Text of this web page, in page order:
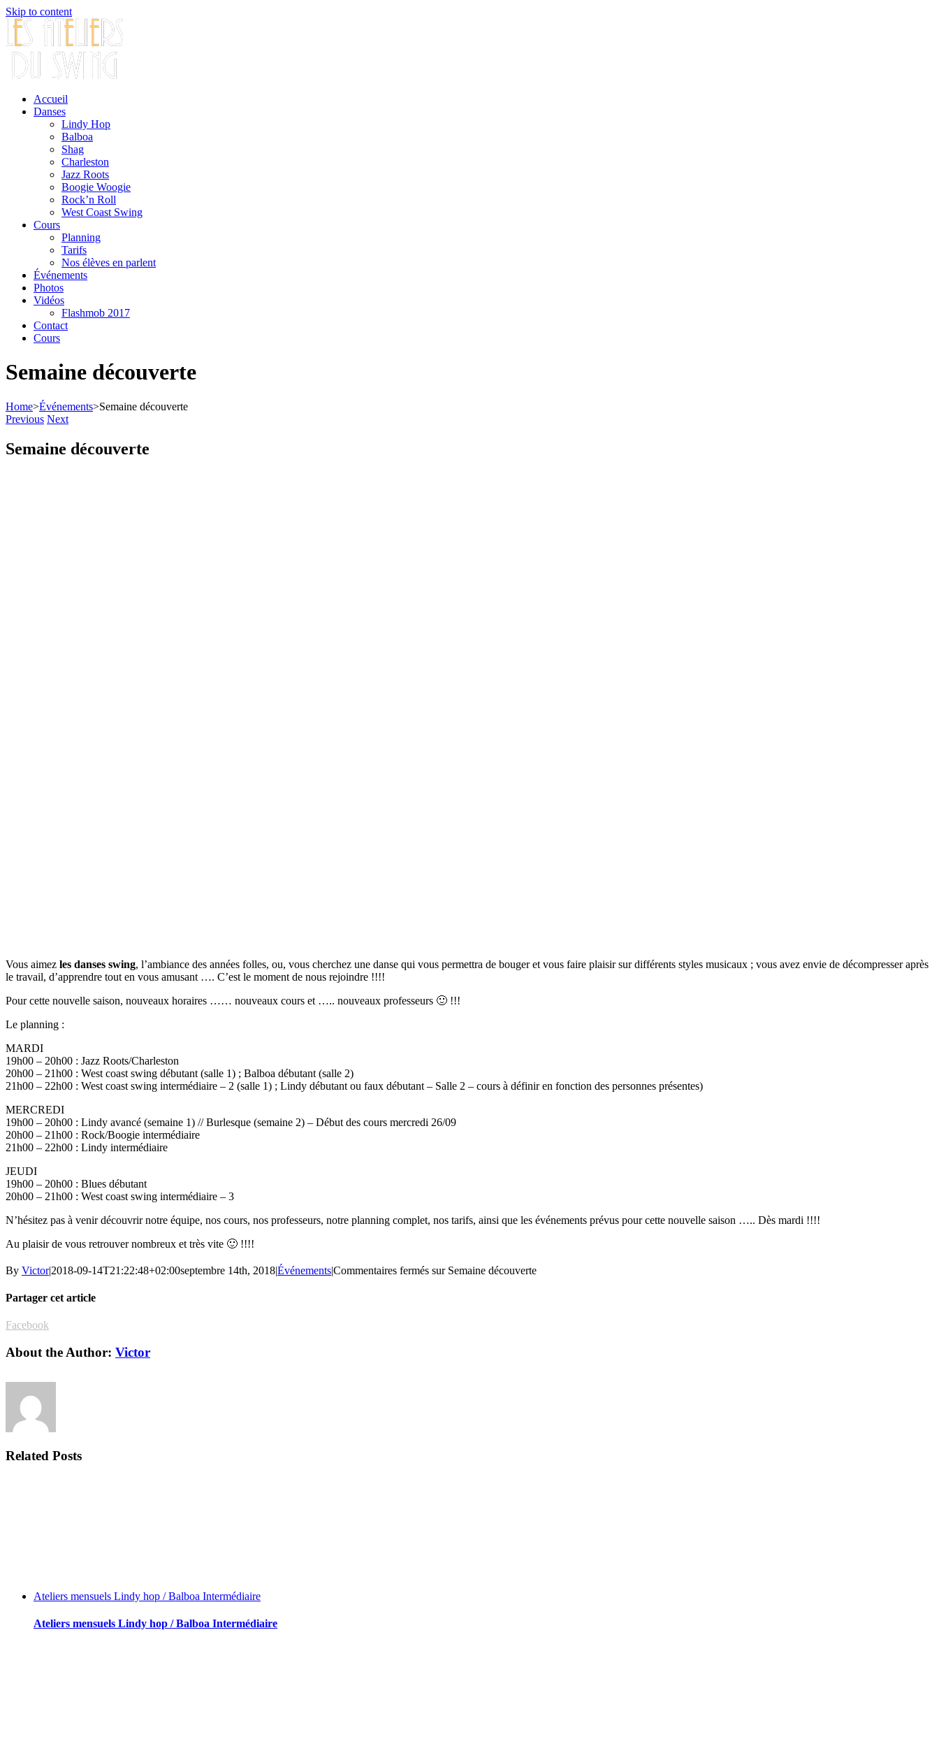
Skip to content
Accueil
Danses
Lindy Hop
Balboa
Shag
Charleston
Jazz Roots
Boogie Woogie
Rock’n Roll
West Coast Swing
Cours
Planning
Tarifs
Nos élèves en parlent
Événements
Photos
Vidéos
Flashmob 2017
Contact
Cours
Semaine découverte
Home>Événements>Semaine découverte
Previous Next
Semaine découverte
Vous aimez les danses swing, l’ambiance des années folles, ou, vous cherchez une danse qui vous permettra de bouger et vous faire plaisir sur différents styles musicaux ; vous avez envie de décompresser après
le travail, d’apprendre tout en vous amusant …. C’est le moment de nous rejoindre !!!!
Pour cette nouvelle saison, nouveaux horaires …… nouveaux cours et ….. nouveaux professeurs 🙂 !!!
Le planning :
MARDI
19h00 – 20h00 : Jazz Roots/Charleston
20h00 – 21h00 : West coast swing débutant (salle 1) ; Balboa débutant (salle 2)
21h00 – 22h00 : West coast swing intermédiaire – 2 (salle 1) ; Lindy débutant ou faux débutant – Salle 2 – cours à définir en fonction des personnes présentes)
MERCREDI
19h00 – 20h00 : Lindy avancé (semaine 1) // Burlesque (semaine 2) – Début des cours mercredi 26/09
20h00 – 21h00 : Rock/Boogie intermédiaire
21h00 – 22h00 : Lindy intermédiaire
JEUDI
19h00 – 20h00 : Blues débutant
20h00 – 21h00 : West coast swing intermédiaire – 3
N’hésitez pas à venir découvrir notre équipe, nos cours, nos professeurs, notre planning complet, nos tarifs, ainsi que les événements prévus pour cette nouvelle saison ….. Dès mardi !!!!
Au plaisir de vous retrouver nombreux et très vite 🙂 !!!!
By Victor|2018-09-14T21:22:48+02:00septembre 14th, 2018|Événements|Commentaires fermés sur Semaine découverte
Partager cet article
Facebook
About the Author: Victor
Related Posts
Ateliers mensuels Lindy hop / Balboa Intermédiaire
Ateliers mensuels Lindy hop / Balboa Intermédiaire